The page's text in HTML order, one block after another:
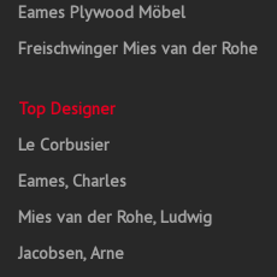
Eames Plywood Möbel
Freischwinger Mies van der Rohe
Top Designer
Le Corbusier
Eames, Charles
Mies van der Rohe, Ludwig
Jacobsen, Arne